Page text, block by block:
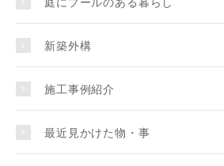
新築外構
施工事例紹介
最近見かけた物・事